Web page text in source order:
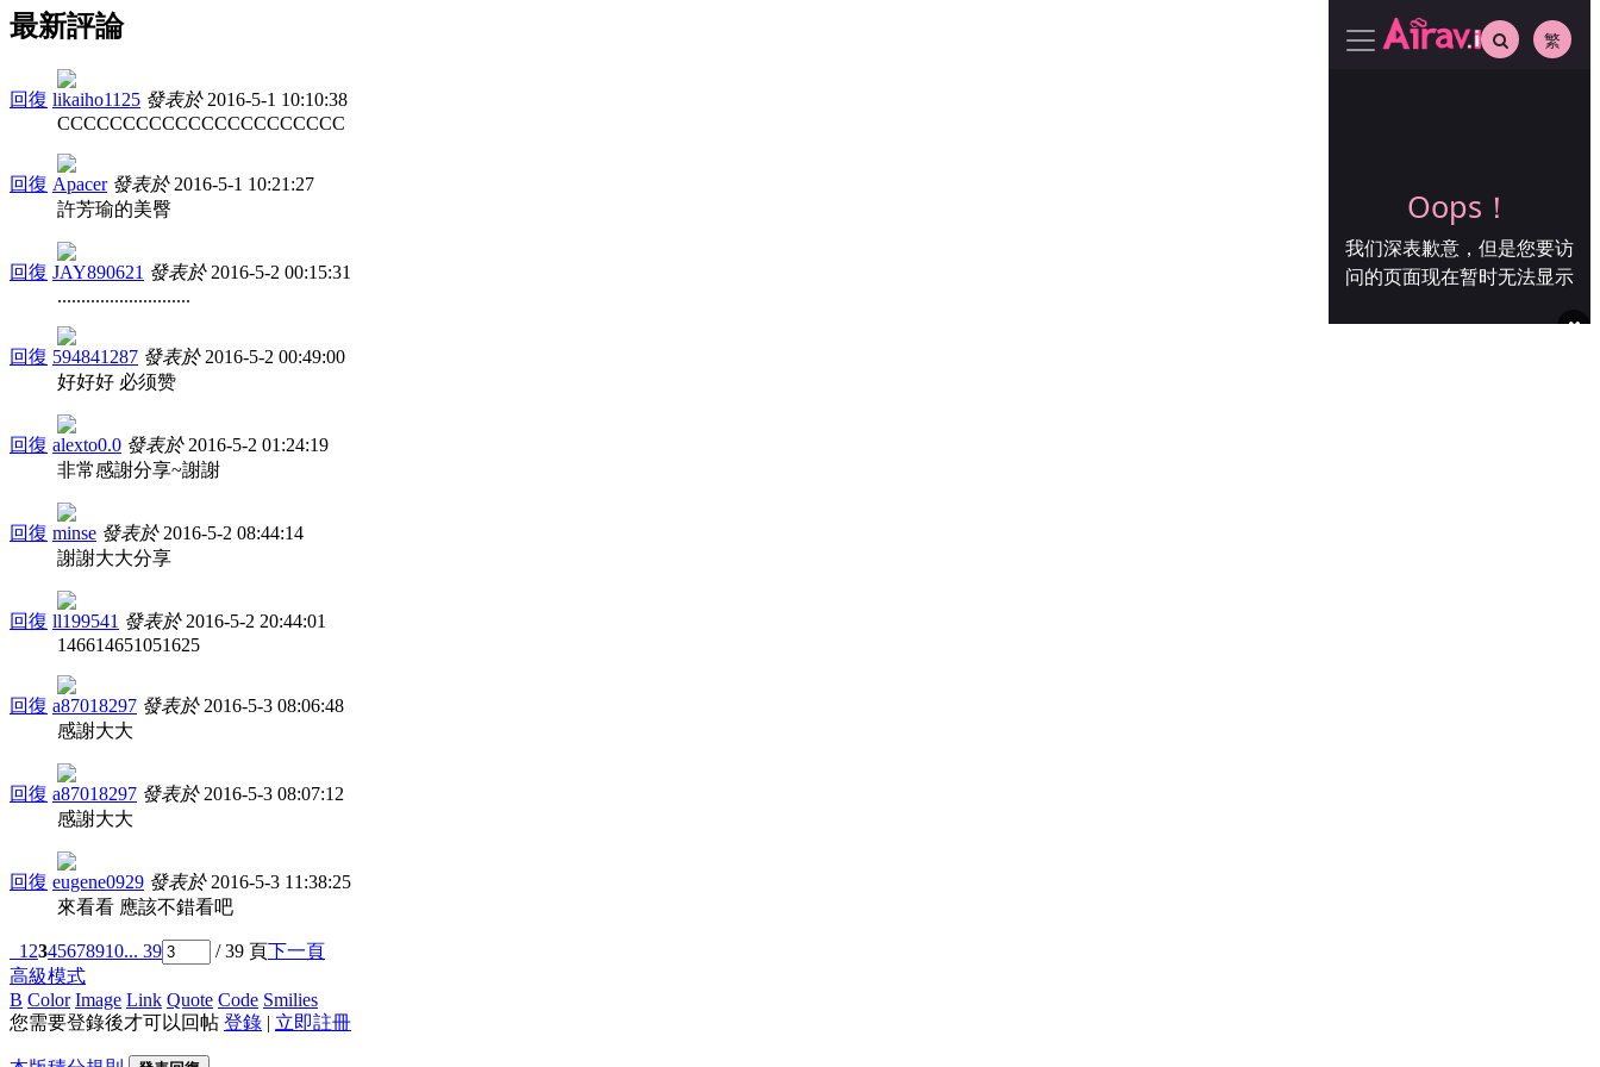
最新評論
回復 likaiho1125 發表於 2016-5-1 10:10:38
CCCCCCCCCCCCCCCCCCCCCC
回復 Apacer發表於 2016-5-1 10:21:27
許芳瑜的美臀
回復 JAY890621 發表於 2016-5-2 00:15:31
............................
回復 594841287 發表於 2016-5-2 00:49:00
好好好 必须赞
回復 alexto0.0 發表於 2016-5-2 01:24:19
非常感謝分享~謝謝
回復 minse 發表於 2016-5-2 08:44:14
謝謝大大分享
回復 ll199541 發表於 2016-5-2 20:44:01
146614651051625
回復 a87018297 發表於 2016-5-3 08:06:48
感謝大大
回復 a87018297 發表於 2016-5-3 08:07:12
感謝大大
回復 eugene0929 發表於 2016-5-3 11:38:25
來看看 應該不錯看吧
1 2345678910... 39 / 39 頁下一頁
高級模式
B Color Image Link Quote Code Smilies
您需要登錄後才可以回帖 登錄 | 立即註冊